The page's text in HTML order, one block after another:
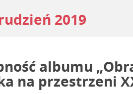
2019
albumu
na przestrzeni